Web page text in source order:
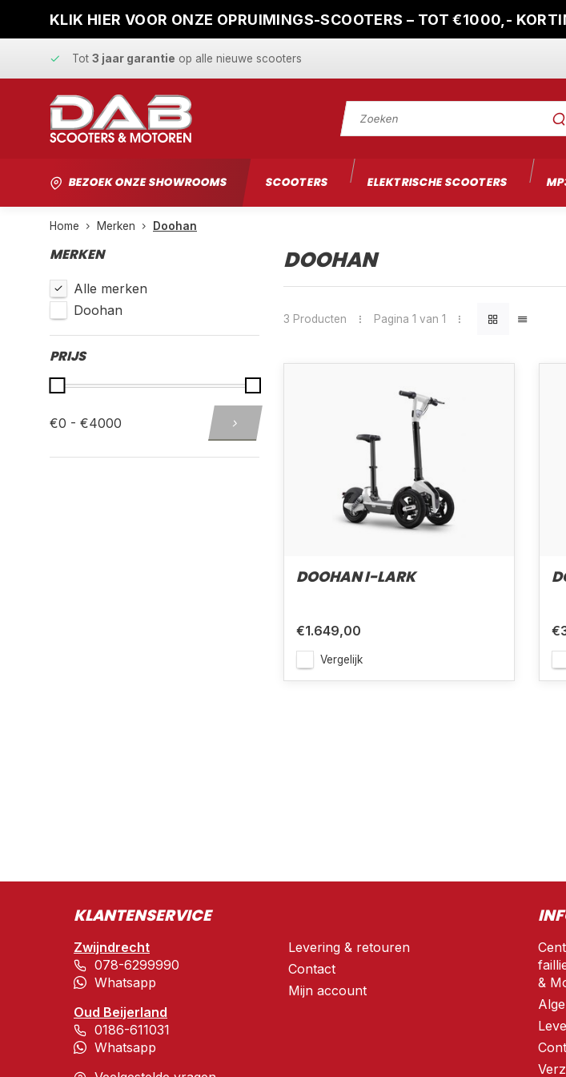
KLIK HIER VOOR ONZE OPRUIMINGS-SCOOTERS – TOT €1000,-
Snelle leveringen vaste scherpe prijzen
Tot 3 jaar garantie op alle nieuwe scooters
Gratis ophaalservicebij reparatie
Snelle leveringenvaste scherpe prijzen
BEZOEK ONZE SHOWROOMS SCOOTERS ELEKTRISCHE SCOOTERS
Home Merken Doohan
MERKEN
Alle merken
Doohan
PRIJS
€0 - €4000
DOOHAN
3 Producten Pagina 1 van 1
DOOHAN I-LARK
€1.649,00
Vergelijk
KLANTENSERVICE
Zwijndrecht
078-6299990
Whatsapp
Oud Beijerland
0186-611031
Whatsapp
Levering & retouren
Contact
Mijn account
&